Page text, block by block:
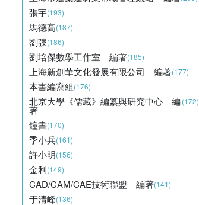
張宇(193)
馬德高(187)
劉弢(186)
劉培傑數學工作室 編著(185)
上海新創華文化發展有限公司 編著(177)
本書編寫組(176)
北京大學《儒藏》編纂與研究中心 編
著
(172)
鐘書(170)
季小兵(161)
許小明(156)
金利(149)
CAD/CAM/CAE技術聯盟 編著(141)
于清峰(136)